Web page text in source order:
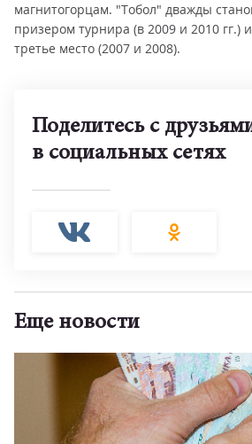
магнитогорцам. "Тобол" дважды
призером турнира (в 2009 и 2010 гг.)
третье место (2007 и 2008).
Поделитесь с
в социальных сетях
Еще новости